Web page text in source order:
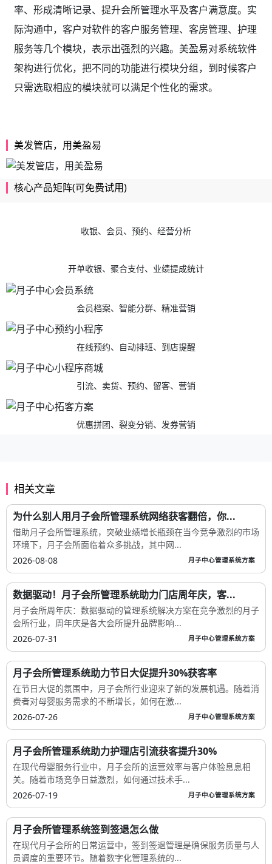
率、形成清晰记录、提升会所管理水平及客户满意度。实
际沟通中，客户对软件的客户服务管理、客房管理、护理
服务等几个模块，表示出强烈的兴趣。美盈易对系统软件
架构进行优化，把不同的功能进行模块分组，到时候客户
只需选取相应的模块就可以满足个性化的需求。
美发管店，用美盈易
核心产品矩阵(可免费试用)
收银、会员、预约、经营分析
开单收银、聚合支付、业绩提成统计
会员档案、智能分群、精准营销
在线预约、自动排班、到店提醒
引流、卖货、预约、留客、营销
优惠拼团、裂变分销、发券营销
相关文章
为什么别人用月子会所管理系统网络获客翻倍，你...
借助月子会所管理系统，突破业绩增长瓶颈在当今竞争激烈的市场
环境下，月子会所面临着众多挑战，其中网...
2026-08-08
月子中心管理系统方案
数据驱动！月子会所管理系统助力门店周年庆，客...
月子会所周年庆：数据驱动的管理系统解决方案在竞争激烈的月子
会所行业，周年庆是各大会所提升品牌影响...
2026-07-31
月子中心管理系统方案
月子会所管理系统助力节日大促提升30%获客率
在节日大促的氛围中，月子会所行业迎来了新的发展机遇。随着消
费者对母婴服务需求的不断增长，如何在激...
2026-07-26
月子中心管理系统方案
月子会所管理系统助力护理店引流获客提升30%
在现代母婴服务行业中，月子会所的运营效率与客户体验息息相
关。随着市场竞争日益激烈，如何通过技术手...
2026-07-19
月子中心管理系统方案
月子会所管理系统签到签退怎么做
在现代月子会所的日常运营中，签到签退管理是确保服务质量与人
员调度的重要环节。随着数字化管理系统的...